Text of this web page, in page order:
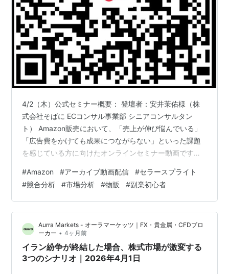
4/2（木）公式セミナー概要： 登壇者：安井茉佑様（株
式会社そばに ECコンサル事業部 シニアコンサルタン
ト） Amazon販売において、「売上が伸び悩んでいる」
「広告費をかけても成果につながらない」といった課題
を感じている方に向けたオンラインセミナー動画です。
きし、「Amazonのプロが実践しているセラースプライト
活用術3選！」をテーマに、Amazonで成果を出すために
欠かせない分析手法について実践的な視点から解説いた
だきました。 セミナー前半では、出品者数や商品数の増
加による競争激化や広告費の高騰といったAmazon市場の
最新動向をもとに…
#Amazon #アーカイブ動画配信 #セラースプライト
#競合分析 #市場分析 #物販 #副業初心者
Aurra Markets - オーラマーケッツ｜FX・貴金属・CFDブロ
ーカー • 4ヶ月前
イラン紛争が終結した場合、株式市場が激変する
3つのシナリオ｜2026年4月1日